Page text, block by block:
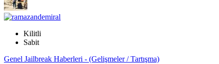
Kilitli
Sabit
Genel Jailbreak Haberleri - (Gelişmeler / Tartışma)